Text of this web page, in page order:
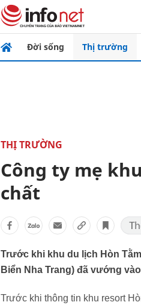
Đời sống Thị trường
THỊ TRƯỜNG
Công ty mẹ
chất
Trước khi khu du lịch Hòn
Biển Nha Trang) đã vướng
Trước khi thông tin khu resort